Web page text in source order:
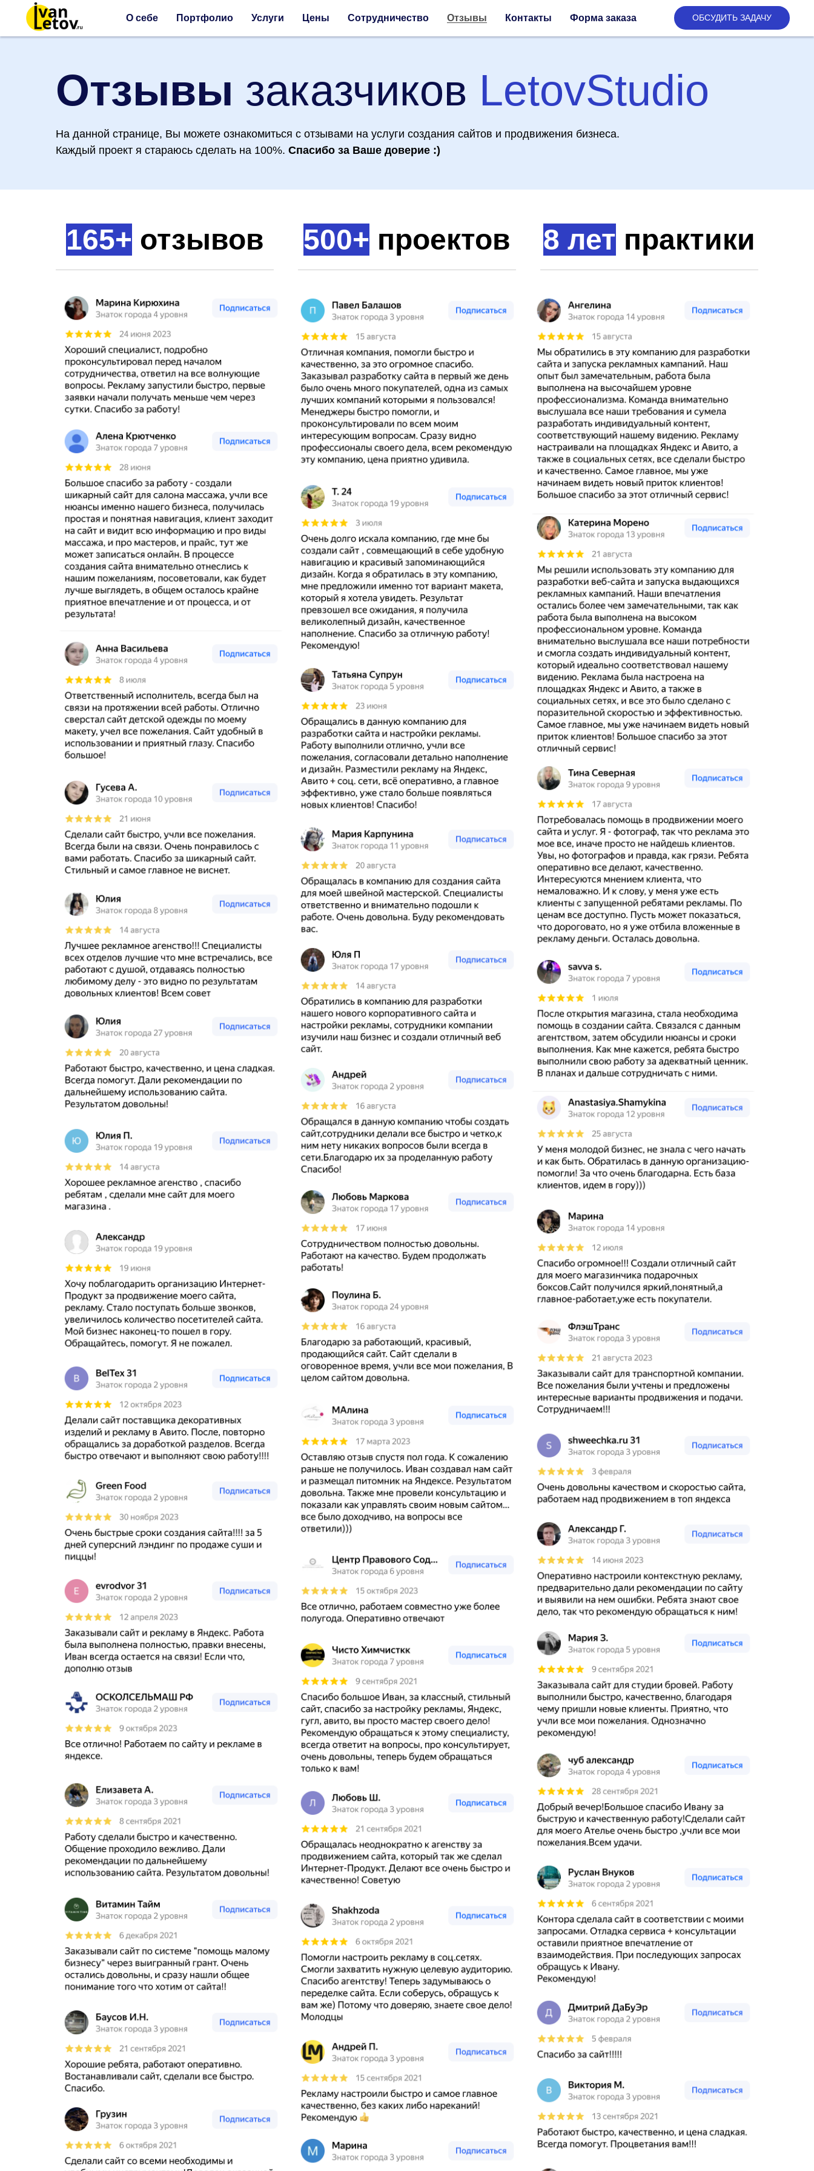
О себе Портфолио Услуги Цены Сотрудничество Отзывы Контакты Форма заказа ОБСУДИТЬ ЗАДАЧУ
Отзывы заказчиков LetovStudio
На данной странице, Вы можете ознакомиться с отзывами на услуги создания сайтов и продвижения бизнеса.
Каждый проект я стараюсь сделать на 100%. Спасибо за Ваше доверие :)
165+ отзывов 500+ проектов 8 лет практики